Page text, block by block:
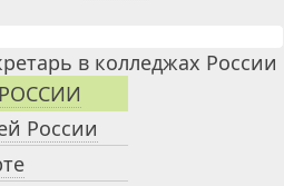
России